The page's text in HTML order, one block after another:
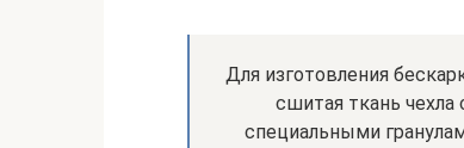
Для изготовления
сшитая ткань
специальными